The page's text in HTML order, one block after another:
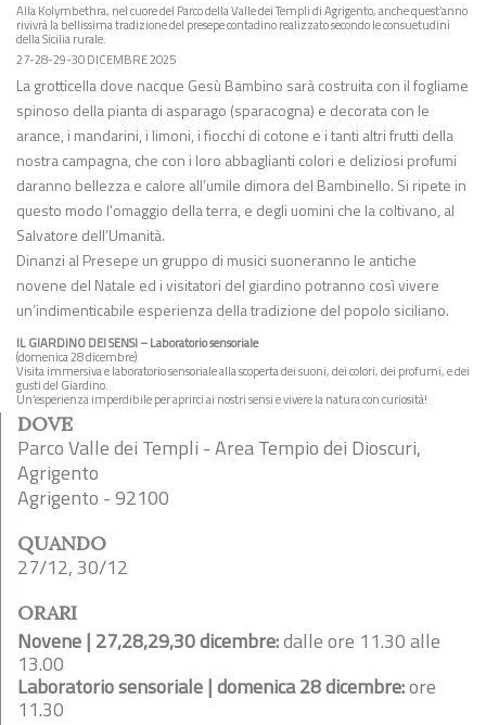
Alla Kolymbethra, nel cuore del Parco della Valle dei Templi di Agrigento, anche quest’anno
rivivrà la bellissima tradizione del presepe contadino realizzato secondo le consuetudini
della Sicilia rurale.
27-28-29-30 DICEMBRE 2025
La grotticella dove nacque Gesù Bambino sarà costruita con il fogliame
spinoso della pianta di asparago (sparacogna) e decorata con le
arance, i mandarini, i limoni, i fiocchi di cotone e i tanti altri frutti della
nostra campagna, che con i loro abbaglianti colori e deliziosi profumi
daranno bellezza e calore all’umile dimora del Bambinello. Si ripete in
questo modo l’omaggio della terra, e degli uomini che la coltivano, al
Salvatore dell’Umanità.
Dinanzi al Presepe un gruppo di musici suoneranno le antiche
novene del Natale ed i visitatori del giardino potranno così vivere
un’indimenticabile esperienza della tradizione del popolo siciliano.
IL GIARDINO DEI SENSI – Laboratorio sensoriale
(domenica 28 dicembre)
Visita immersiva e laboratorio sensoriale alla scoperta dei suoni, dei colori, dei profumi, e dei
gusti del Giardino.
Un’esperienza imperdibile per aprirci ai nostri sensi e vivere la natura con curiosità!
DOVE
Parco Valle dei Templi - Area Tempio dei Dioscuri,
Agrigento
Agrigento - 92100
QUANDO
27/12, 30/12
ORARI
Novene | 27,28,29,30 dicembre:dalle ore 11.30 alle
13.00
Laboratorio sensoriale | domenica 28 dicembre:ore
11.30